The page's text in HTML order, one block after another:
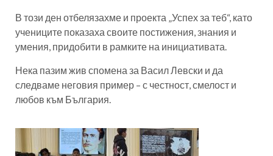
В този ден отбелязахме и проекта „Успех за теб“, като
учениците показаха своите постижения, знания и
умения, придобити в рамките на инициативата.
Нека пазим жив спомена за Васил Левски и да
следваме неговия пример – с честност, смелост и
любов към България.